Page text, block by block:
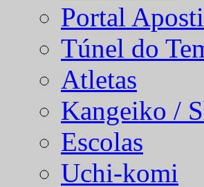
Portal
Túnel do
Atletas
Kangeiko /
Escolas
Uchi-komi